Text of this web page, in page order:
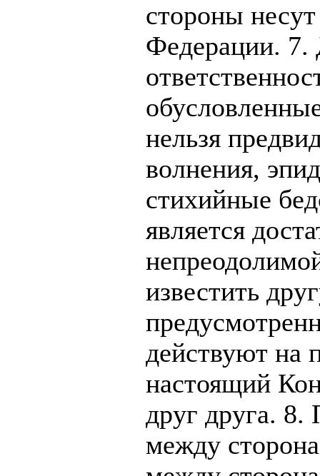
стороны
Федерации.
нельзя
волнения,
стихийные
является
известить
действуют на
настоящий
друг друга.
между